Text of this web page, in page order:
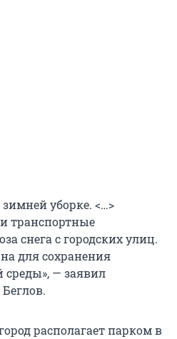
уборке. <…>
транспортные
снега с городских улиц.
для сохранения
среды», — заявил
располагает парком в